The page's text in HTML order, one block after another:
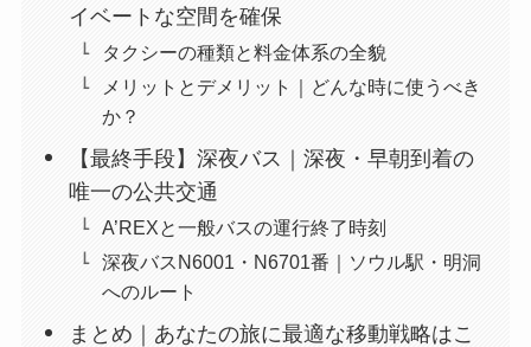
イベートな空間を確保
タクシーの種類と料金体系の全貌
メリットとデメリット｜どんな時に使うべき
か？
【最終手段】深夜バス｜深夜・早朝到着の
唯一の公共交通
A’REXと一般バスの運行終了時刻
深夜バスN6001・N6701番｜ソウル駅・明洞
へのルート
まとめ｜あなたの旅に最適な移動戦略はこ